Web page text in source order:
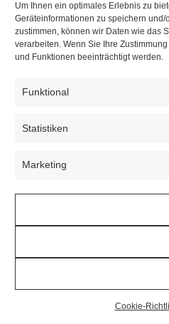
Um Ihnen ein optimales Erlebnis zu
Geräteinformationen zu speichern
zustimmen, können wir Daten wie das
verarbeiten. Wenn Sie Ihre
und Funktionen beeinträchtigt werden.
Funktional
Statistiken
Marketing
Cookie-